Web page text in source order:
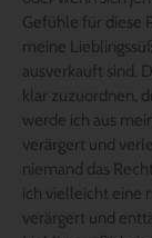
Gefühle für diese
meine
ausverkauft sind.
klar zuzuordnen,
werde ich aus
verärgert und
niemand das
ich vielleicht eine
verärgert und